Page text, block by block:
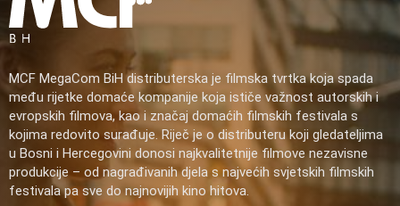
MCF MegaCom BiH distributerska je filmska tvrtka koja spada
među rijetke domaće kompanije koja ističe važnost autorskih i
evropskih filmova, kao i značaj domaćih filmskih festivala s
kojima redovito surađuje. Riječ je o distributeru koji gledateljima
u Bosni i Hercegovini donosi najkvalitetnije filmove nezavisne
produkcije – od nagrađivanih djela s najvećih svjetskih filmskih
festivala pa sve do najnovijih kino hitova.